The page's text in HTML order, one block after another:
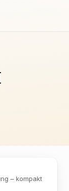
– kompakt